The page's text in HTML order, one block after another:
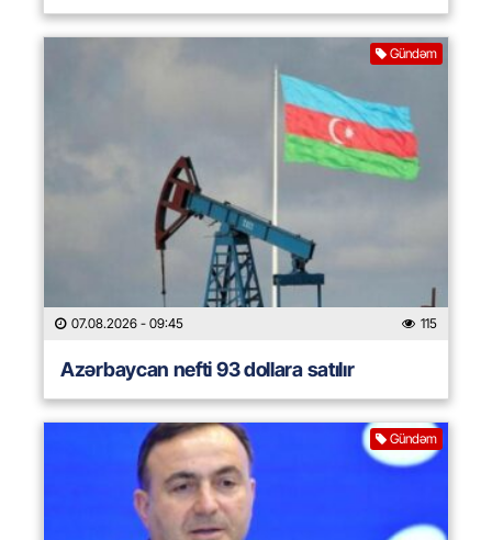
Gündəm
07.08.2026 - 09:45 115
Azərbaycan nefti 93 dollara satılır
Gündəm